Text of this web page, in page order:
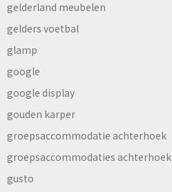
gelderland meubelen
gelders voetbal
glamp
google
google display
gouden karper
groepsaccommodatie achterhoek
groepsaccommodaties achterhoek
gusto